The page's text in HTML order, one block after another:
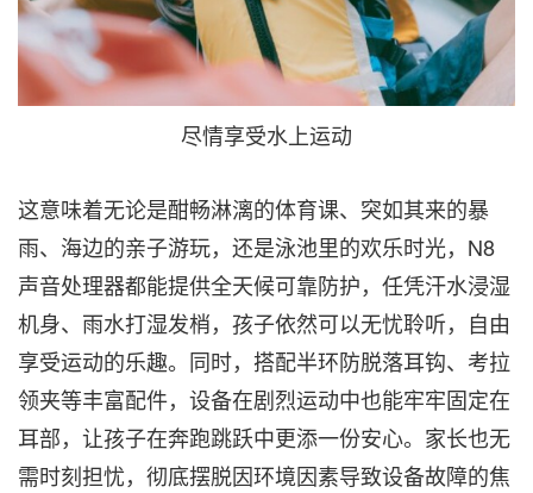
尽情享受水上运动
这意味着无论是酣畅淋漓的体育课、突如其来的暴
雨、海边的亲子游玩，还是泳池里的欢乐时光，N8
声音处理器都能提供全天候可靠防护，任凭汗水浸湿
机身、雨水打湿发梢，孩子依然可以无忧聆听，自由
享受运动的乐趣。同时，搭配半环防脱落耳钩、考拉
领夹等丰富配件，设备在剧烈运动中也能牢牢固定在
耳部，让孩子在奔跑跳跃中更添一份安心。家长也无
需时刻担忧，彻底摆脱因环境因素导致设备故障的焦